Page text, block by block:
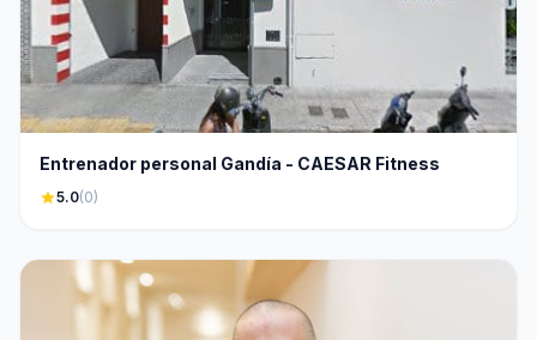
Entrenador personal Gandía - CAESAR Fitness
star5.0(0)